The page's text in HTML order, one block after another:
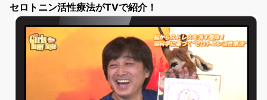
セロトニン活性療法がTVで紹介！